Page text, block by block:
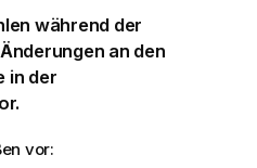
während der
an den
in der
vor: